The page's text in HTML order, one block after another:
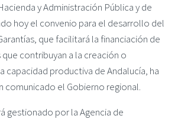
y Administración Pública y de
hoy el convenio para el desarrollo del
que facilitará la financiación de
contribuyan a la creación o
capacidad productiva de Andalucía, ha
comunicado el Gobierno regional.
gestionado por la Agencia de